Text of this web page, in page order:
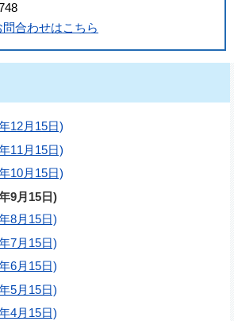
問合わせはこちら
12月15日)
11月15日)
10月15日)
9月15日)
8月15日)
7月15日)
6月15日)
5月15日)
4月15日)